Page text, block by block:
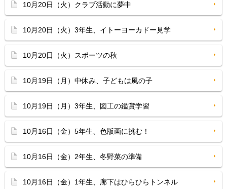
10月20日（火）クラブ活動に夢中
10月20日（火）3年生、イトーヨーカドー見学
10月20日（火）スポーツの秋
10月19日（月）中休み、子どもは風の子
10月19日（月）3年生、図工の鑑賞学習
10月16日（金）5年生、色版画に挑む！
10月16日（金）2年生、冬野菜の準備
10月16日（金）1年生、廊下はひらひらトンネル